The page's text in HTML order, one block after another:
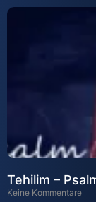
Tehilim –
Keine Kommentare